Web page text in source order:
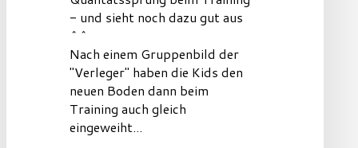
- und sieht noch dazu gut aus
^^
Nach einem Gruppenbild der
"Verleger" haben die Kids den
neuen Boden dann beim
Training auch gleich
eingeweiht...